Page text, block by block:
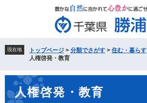
先
頭
す。
を
飛
し
現在地 トップページ > 分類でさがす > 住む・暮らす
人権啓発・教育
文 人権啓発・教育